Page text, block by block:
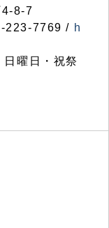
8-7
223-7769 / h
曜日・祝祭